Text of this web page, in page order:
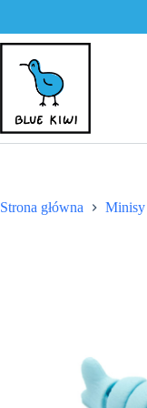
Przejdź
treści
Strona główna Minisy